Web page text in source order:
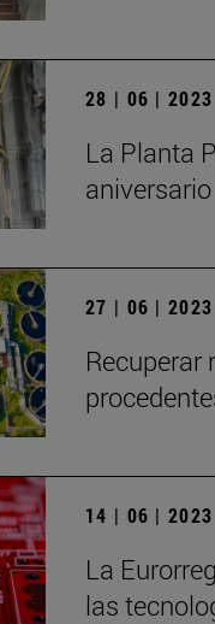
28 | 06 | 2023
La Planta
aniversario
27 | 06 | 2023
Recuperar
14 | 06 | 2023
La
las